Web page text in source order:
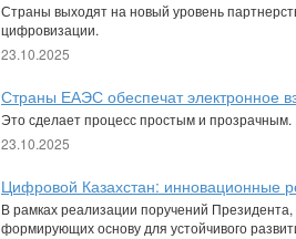
Страны выходят на новый уровень
цифровизации.
23.10.2025
Страны ЕАЭС обеспечат электронное
Это сделает процесс простым и прозрачным.
23.10.2025
Цифровой Казахстан: инновационные
В рамках реализации поручений
формирующих основу для устойчивого